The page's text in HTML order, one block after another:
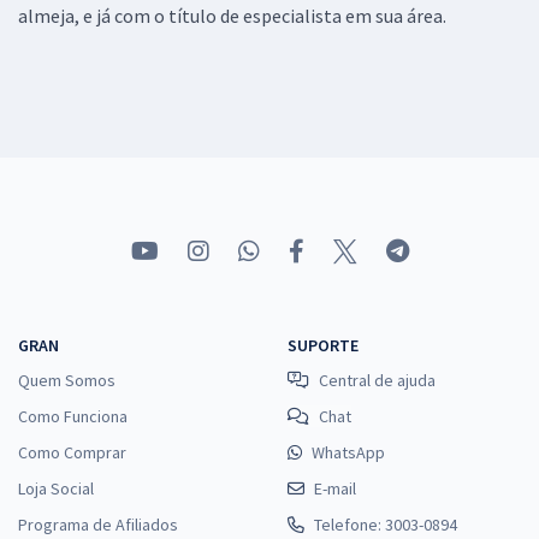
almeja, e já com o título de especialista em sua área.
GRAN
Quem Somos
Como Funciona
Como Comprar
Loja Social
Programa de Afiliados
SUPORTE
Central de ajuda
Chat
WhatsApp
E-mail
Telefone: 3003-0894